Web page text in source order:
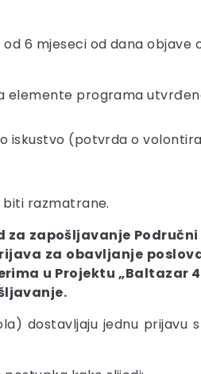
6 mjeseci od dana objave
elemente programa
iskustvo (potvrda o
razmatrane.
zapošljavanje
za obavljanje
u Projektu „Baltazar
dostavljaju jednu prijavu